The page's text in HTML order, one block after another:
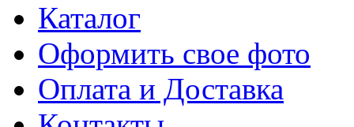
Каталог
Оформить свое фото
Оплата и Доставка